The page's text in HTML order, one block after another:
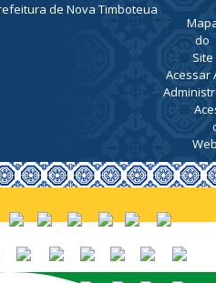
Prefeitura de Nova Timboteua
do
Site
Acessar